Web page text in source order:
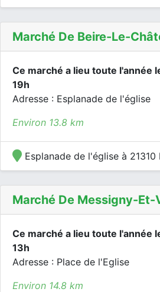
Marché De Beire-Le-
Ce marché a lieu toute l'année
19h
Adresse : Esplanade de l'église
Environ 13.8 km
Esplanade de l'église à
Marché De Messigny-Et-
Ce marché a lieu toute l'année
13h
Adresse : Place de l'Eglise
Environ 14.8 km